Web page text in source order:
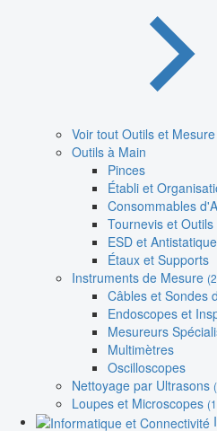
Voir tout Outils et Mesure
Outils à Main
Pinces
Établi et
Consommables
Tournevis et
ESD et Antistatique
Étaux et Supports
Instruments de Mesure
Câbles et Sondes
Endoscopes et
Mesureurs
Multimètres
Oscilloscopes
Nettoyage par Ultrasons
Loupes et Microscopes